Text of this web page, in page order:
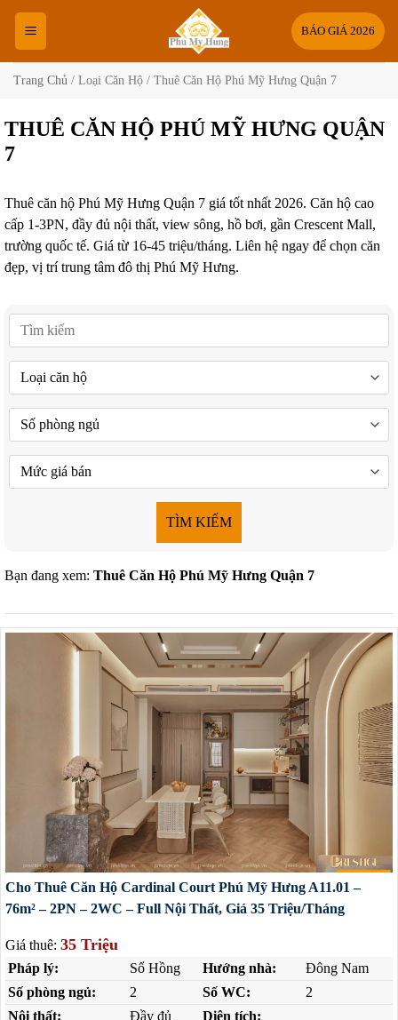
Bỏ
nội
dung
BÁO GIÁ 2026
Trang Chủ / Loại Căn Hộ / Thuê Căn Hộ Phú Mỹ Hưng Quận 7
THUÊ CĂN HỘ PHÚ MỸ HƯNG QUẬN
7
Thuê căn hộ Phú Mỹ Hưng Quận 7 giá tốt nhất 2026. Căn hộ cao
cấp 1-3PN, đầy đủ nội thất, view sông, hồ bơi, gần Crescent Mall,
trường quốc tế. Giá từ 16-45 triệu/tháng. Liên hệ ngay để chọn căn
đẹp, vị trí trung tâm đô thị Phú Mỹ Hưng.
TÌM KIẾM
Bạn đang xem: Thuê Căn Hộ Phú Mỹ Hưng Quận 7
Cho Thuê Căn Hộ Cardinal Court Phú Mỹ Hưng A11.01 –
76m² – 2PN – 2WC – Full Nội Thất, Giá 35 Triệu/Tháng
Giá thuê: 35 Triệu
Pháp lý: Sổ Hồng Hướng nhà:
Đông Nam
Số phòng ngủ:
2 Số WC:
2
Nội thất:
Đầy đủ Diện tích: